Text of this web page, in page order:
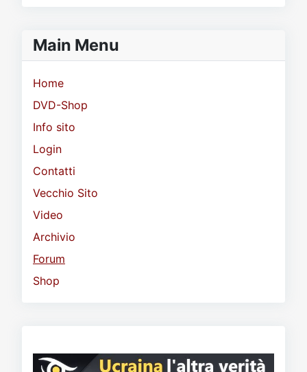
Main Menu
Home
DVD-Shop
Info sito
Login
Contatti
Vecchio Sito
Video
Archivio
Forum
Shop